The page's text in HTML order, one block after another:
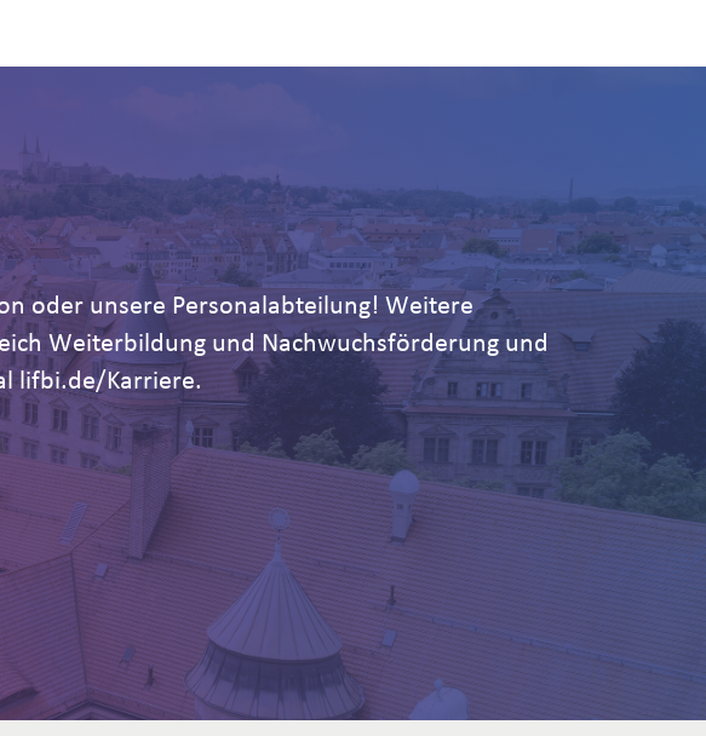
oder unsere Personalabteilung! Weitere
Weiterbildung und Nachwuchsförderung und
lifbi.de/Karriere.